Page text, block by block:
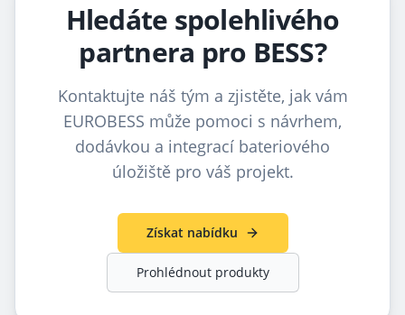
Hledáte spolehlivého
partnera pro BESS?
Kontaktujte náš tým a zjistěte, jak vám
EUROBESS může pomoci s návrhem,
dodávkou a integrací bateriového
úložiště pro váš projekt.
Získat nabídku
Prohlédnout produkty